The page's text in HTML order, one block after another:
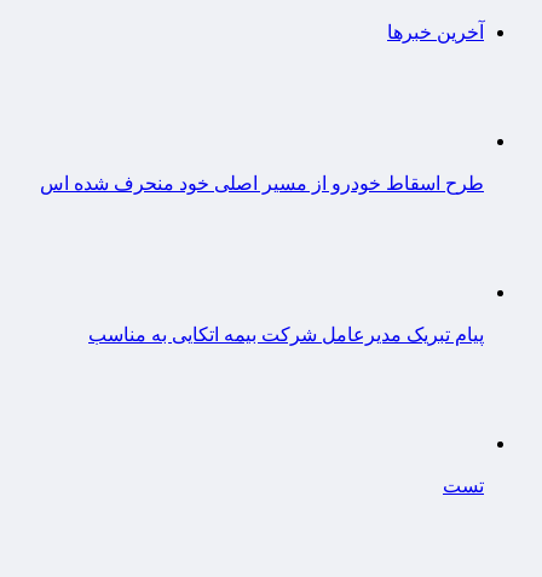
آخرین خبرها
طرح اسقاط خودرو از مسیر اصلی خود منحرف شده اس
پیام تبریک مدیرعامل شرکت بیمه اتکایی به مناسب
تست